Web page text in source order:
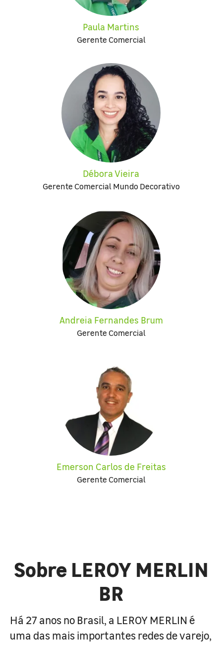
Paula Martins
Gerente Comercial
Débora Vieira
Gerente Comercial Mundo Decorativo
Andreia Fernandes Brum
Gerente Comercial
Emerson Carlos de Freitas
Gerente Comercial
Sobre LEROY MERLIN
BR
Há 27 anos no Brasil, a LEROY MERLIN é
uma das mais importantes redes de varejo,